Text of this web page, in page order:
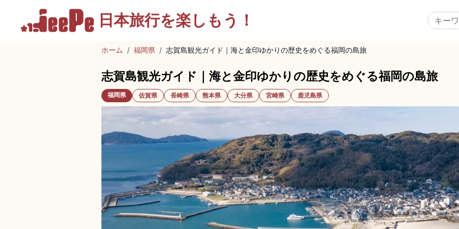
日本旅行を楽しもう！
ホーム / 福岡県 / 志賀島観光ガイド｜海と金印ゆかりの歴史をめぐる福岡の島旅
志賀島観光ガイド｜海と金印ゆかりの歴史をめぐる福岡の島旅
福岡県 佐賀県 長崎県 熊本県 大分県 宮崎県 鹿児島県